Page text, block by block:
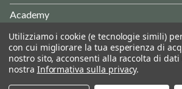
Academy
Hai Delle Domande?
Informazioni Generali
Utilizziamo i cookie (e tecnologie simili)
con cui migliorare la tua esperienza di
nostro sito, acconsenti alla raccolta di
nostra Informativa sulla privacy.